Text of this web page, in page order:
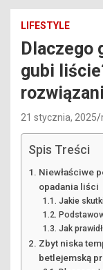
LIFESTYLE
Dlaczego
gubi
21 stycznia, 2025
Spis Treści
Niewłaściwe
opadania liści
Jakie
Jak
Zbyt niska
betlejemską